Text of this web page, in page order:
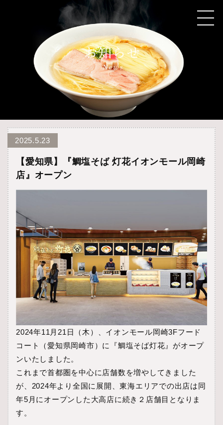
2025.5.23
【愛知県】『鯛塩そば 灯花イオンモール岡崎
店』オープン
2024年11月21日（木）、イオンモール岡崎3Fフード
コート（愛知県岡崎市）に『鯛塩そば灯花』がオープ
ンいたしました。
これまで首都圏を中心に店舗数を増やしてきました
が、2024年より全国に展開、東海エリアでの出店は同
年5月にオープンした大高店に続き２店舗目となりま
す。